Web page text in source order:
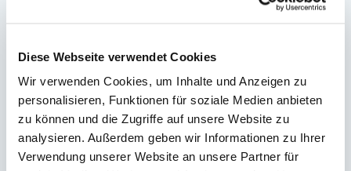
Diese Webseite verwendet Cookies
Wir verwenden Cookies, um Inhalte und Anzeigen zu
personalisieren, Funktionen für soziale Medien anbieten
zu können und die Zugriffe auf unsere Website zu
analysieren. Außerdem geben wir Informationen zu Ihrer
Verwendung unserer Website an unsere Partner für
Suche
NEUESTE BEITRÄGE
Verstärkung unseres Teams ab September